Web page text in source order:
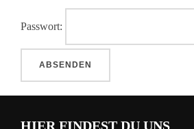
Passwort:
HIER FINDEST DU UNS